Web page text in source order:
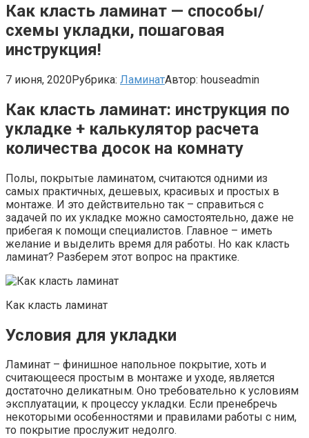
Как класть ламинат — способы/
схемы укладки, пошаговая
инструкция!
7 июня, 2020Рубрика: ЛаминатАвтор: houseadmin
Как класть ламинат: инструкция по
укладке + калькулятор расчета
количества досок на комнату
Полы, покрытые ламинатом, считаются одними из
самых практичных, дешевых, красивых и простых в
монтаже. И это действительно так – справиться с
задачей по их укладке можно самостоятельно, даже не
прибегая к помощи специалистов. Главное – иметь
желание и выделить время для работы. Но как класть
ламинат? Разберем этот вопрос на практике.
Как класть ламинат
Условия для укладки
Ламинат – финишное напольное покрытие, хоть и
считающееся простым в монтаже и уходе, является
достаточно деликатным. Оно требовательно к условиям
эксплуатации, к процессу укладки. Если пренебречь
некоторыми особенностями и правилами работы с ним,
то покрытие прослужит недолго.